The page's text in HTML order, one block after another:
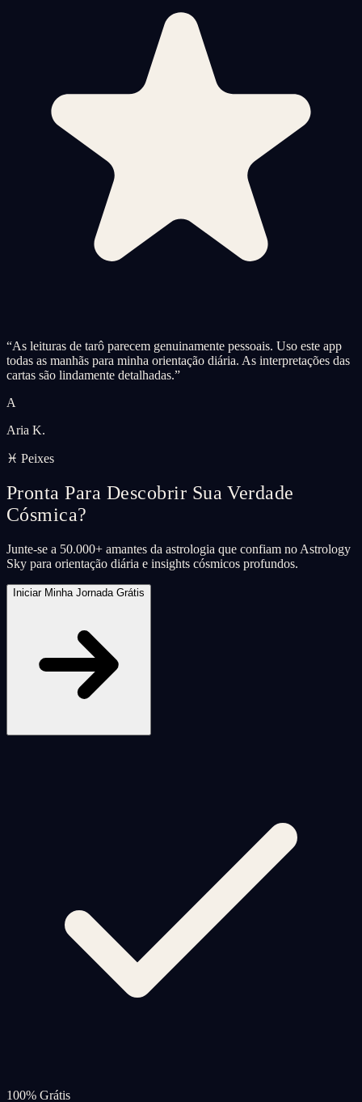
“As leituras de tarô parecem genuinamente pessoais. Uso este app
todas as manhãs para minha orientação diária. As interpretações das
cartas são lindamente detalhadas.”
A
Aria K.
♓ Peixes
Pronta Para Descobrir Sua Verdade
Cósmica?
Junte-se a 50.000+ amantes da astrologia que confiam no Astrology
Sky para orientação diária e insights cósmicos profundos.
Iniciar Minha Jornada Grátis
100% Grátis